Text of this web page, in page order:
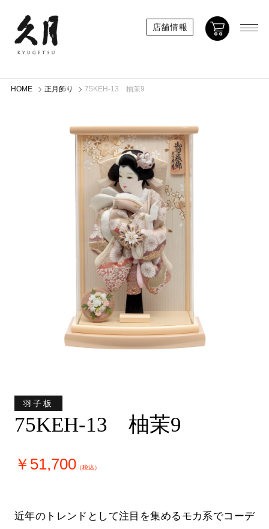
店舗情報
HOME 正月飾り 75KEH-13 柚茉9
羽子板
75KEH-13 柚茉9
￥51,700（税込）
近年のトレンドとして注目を集めるモカ系でコーデ